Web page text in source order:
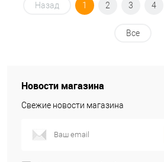
Назад 1 2 3 4
Все
Новости магазина
Свежие новости магазина